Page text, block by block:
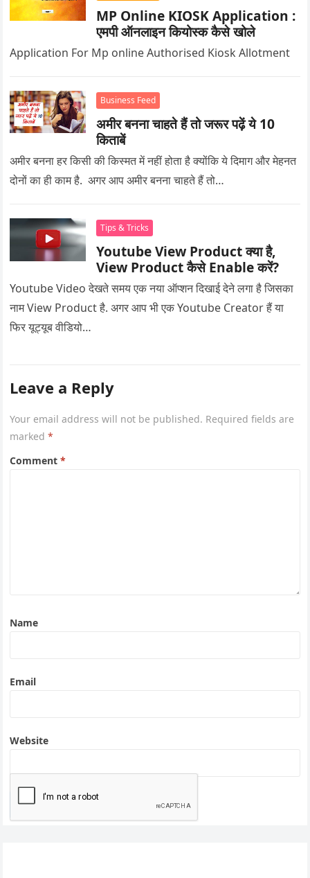
MP Online KIOSK Application :
एमपी ऑनलाइन कियोस्क कैसे खोले
Application For Mp online Authorised Kiosk Allotment
Business Feed
अमीर बनना चाहते हैं तो जरूर पढ़ें ये 10
किताबें
अमीर बनना हर किसी की किस्मत में नहीं होता है क्योंकि ये दिमाग और मेहनत
दोनों का ही काम है. अगर आप अमीर बनना चाहते हैं तो…
Tips & Tricks
Youtube View Product क्या है,
View Product कैसे Enable करें?
Youtube Video देखते समय एक नया ऑप्शन दिखाई देने लगा है जिसका
नाम View Product है. अगर आप भी एक Youtube Creator हैं या
फिर यूट्यूब वीडियो…
Leave a Reply
Your email address will not be published. Required fields are
marked*
Comment*
Name
Email
Website